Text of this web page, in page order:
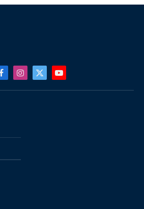
FacebookInstagram
X
(Twitter)
YouTube